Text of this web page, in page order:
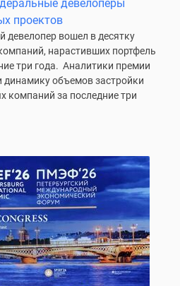
девелоперы
проектов
девелопер вошел в десятку
нарастивших портфель
три года. Аналитики премии
динамику объемов застройки
компаний за последние три